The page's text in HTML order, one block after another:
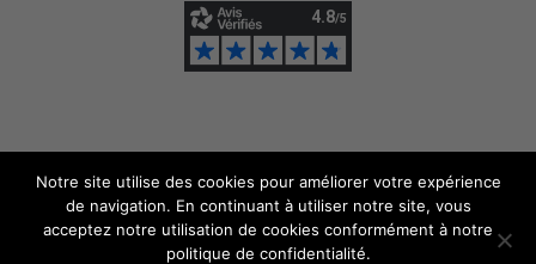
Notre site utilise des cookies pour améliorer votre expérience
de navigation. En continuant à utiliser notre site, vous
acceptez notre utilisation de cookies conformément à notre
politique de confidentialité.